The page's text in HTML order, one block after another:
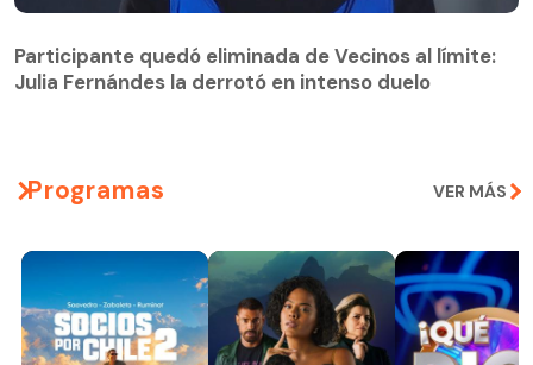
Julia Fernándes la derrotó en intenso duelo
Participante quedó eliminada de Vecinos al límite:
Julia Fernándes la derrotó en intenso duelo
Programas VER MÁS